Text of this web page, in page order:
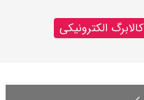
کالابرگ الکترونیکی